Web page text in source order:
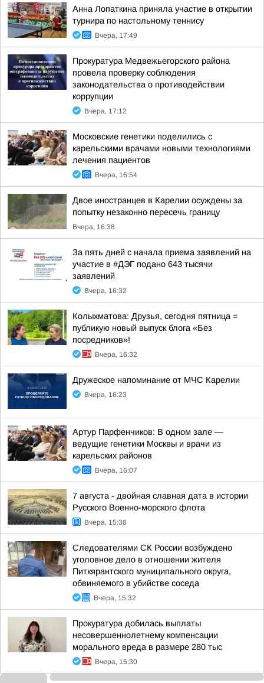
Анна Лопаткина приняла участие в открытии
турнира по настольному теннису
Вчера, 17:49
Прокуратура Медвежьегорского района
провела проверку соблюдения
законодательства о противодействии
коррупции
Вчера, 17:12
Московские генетики поделились с
карельскими врачами новыми технологиями
лечения пациентов
Вчера, 16:54
Двое иностранцев в Карелии осуждены за
попытку незаконно пересечь границу
Вчера, 16:38
За пять дней с начала приема заявлений на
участие в #ДЭГ подано 643 тысячи
заявлений
Вчера, 16:32
Колыхматова: Друзья, сегодня пятница =
публикую новый выпуск блога «Без
посредников»!
Вчера, 16:32
Дружеское напоминание от МЧС Карелии
Вчера, 16:23
Артур Парфенчиков: В одном зале —
ведущие генетики Москвы и врачи из
карельских районов
Вчера, 16:07
7 августа - двойная славная дата в истории
Русского Военно-морского флота
Вчера, 15:38
Следователями СК России возбуждено
уголовное дело в отношении жителя
Питкярантского муниципального округа,
обвиняемого в убийстве соседа
Вчера, 15:32
Прокуратура добилась выплаты
несовершеннолетнему компенсации
морального вреда в размере 280 тыс
Вчера, 15:30